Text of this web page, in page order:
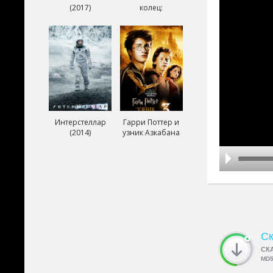
(2017)
колец:
короля (2003)
Интерстеллар
(2014)
Гарри Поттер и
узник Азкабана